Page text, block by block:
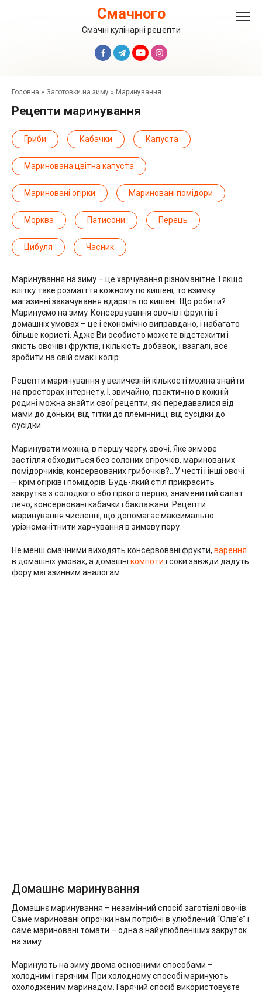
Смачного
Смачні кулінарні рецепти
Головна » Заготовки на зиму » Маринування
Рецепти маринування
Гриби Кабачки Капуста
Маринована цвітна капуста
Мариновані огірки Мариновані помідори
Морква Патисони Перець
Цибуля Часник
Маринування на зиму – це харчування різноманітне. І якщо
влітку таке розмаїття кожному по кишені, то взимку
магазинні закачування вдарять по кишені. Що робити?
Маринуємо на зиму. Консервування овочів і фруктів і
домашніх умовах – це і економічно виправдано, і набагато
більше користі. Адже Ви особисто можете відстежити і
якість овочів і фруктів, і кількість добавок, і взагалі, все
зробити на свій смак і колір.
Рецепти маринування у величезній кількості можна знайти
на просторах інтернету. І, звичайно, практично в кожній
родині можна знайти свої рецепти, які передавалися від
мами до доньки, від тітки до племінниці, від сусідки до
сусідки.
Маринувати можна, в першу чергу, овочі. Яке зимове
застілля обходиться без солоних огірочків, маринованих
помідорчиків, консервованих грибочків?.. У честі і інші овочі
– крім огірків і помідорів. Будь-який стіл прикрасить
закрутка з солодкого або гіркого перцю, знаменитий салат
лечо, консервовані кабачки і баклажани. Рецепти
маринування численні, що допомагає максимально
урізноманітнити харчування в зимову пору.
Не менш смачними виходять консервовані фрукти, варення
в домашніх умовах, а домашні компоти і соки завжди дадуть
фору магазинним аналогам.
Домашнє маринування
Домашнє маринування – незамінний спосіб заготівлі овочів.
Саме мариновані огірочки нам потрібні в улюблений “Олів’є” і
саме мариновані томати – одна з найулюбленіших закруток
на зиму.
Маринують на зиму двома основними способами –
холодним і гарячим. При холодному способі маринують
охолодженим маринадом. Гарячий спосіб використовуєте